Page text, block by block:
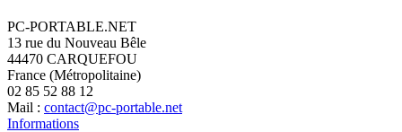
PC-PORTABLE.NET
13 rue du Nouveau Bêle
44470 CARQUEFOU
France (Métropolitaine)
02 85 52 88 12
Mail : contact@pc-portable.net
Informations